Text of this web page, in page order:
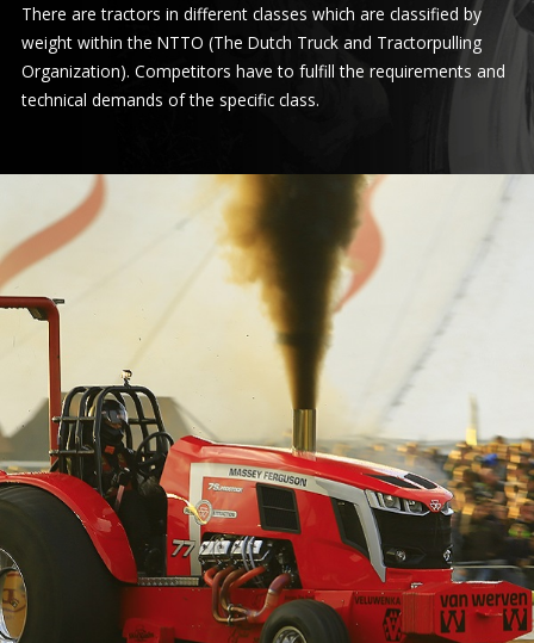
There are tractors in different classes which are classified by
weight within the NTTO (The Dutch Truck and Tractorpulling
Organization). Competitors have to fulfill the requirements and
technical demands of the specific class.